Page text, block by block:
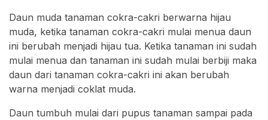
Daun muda tanaman cokra-cakri berwarna hijau
muda, ketika tanaman cokra-cakri mulai menua daun
ini berubah menjadi hijau tua. Ketika tanaman ini sudah
mulai menua dan tanaman ini sudah mulai berbiji maka
daun dari tanaman cokra-cakri ini akan berubah
warna menjadi coklat muda.
Daun tumbuh mulai dari pupus tanaman sampai pada